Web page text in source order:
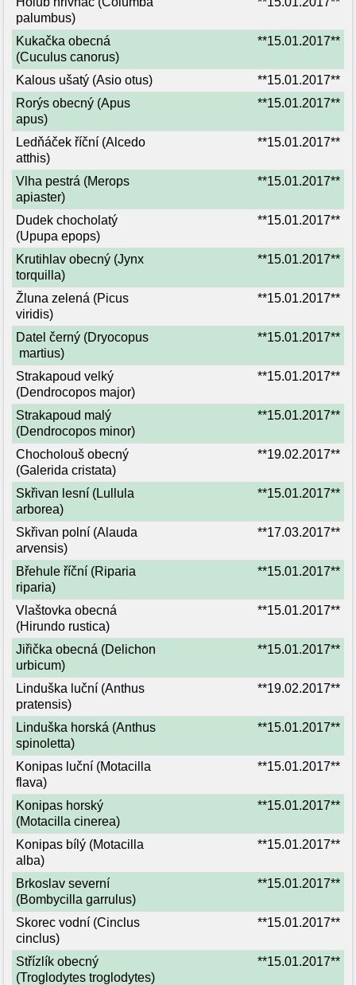
palumbus)
Kukačka obecná
(Cuculus canorus)
**15.01.2017**
Kalous ušatý (Asio otus)
**15.01.2017**
Rorýs obecný (Apus
apus)
**15.01.2017**
Ledňáček říční (Alcedo
atthis)
**15.01.2017**
Vlha pestrá (Merops
apiaster)
**15.01.2017**
Dudek chocholatý
(Upupa epops)
**15.01.2017**
Krutihlav obecný (Jynx
torquilla)
**15.01.2017**
Žluna zelená (Picus
viridis)
**15.01.2017**
Datel černý (Dryocopus
martius)
**15.01.2017**
Strakapoud velký
(Dendrocopos major)
**15.01.2017**
Strakapoud malý
(Dendrocopos minor)
**15.01.2017**
Chocholouš obecný
(Galerida cristata)
**19.02.2017**
Skřivan lesní (Lullula
arborea)
**15.01.2017**
Skřivan polní (Alauda
arvensis)
**17.03.2017**
Břehule říční (Riparia
riparia)
**15.01.2017**
Vlaštovka obecná
(Hirundo rustica)
**15.01.2017**
Jiřička obecná (Delichon
urbicum)
**15.01.2017**
Linduška luční (Anthus
pratensis)
**19.02.2017**
Linduška horská (Anthus
spinoletta)
**15.01.2017**
Konipas luční (Motacilla
flava)
**15.01.2017**
Konipas horský
(Motacilla cinerea)
**15.01.2017**
Konipas bílý (Motacilla
alba)
**15.01.2017**
Brkoslav severní
(Bombycilla garrulus)
**15.01.2017**
Skorec vodní (Cinclus
cinclus)
**15.01.2017**
Střízlík obecný
(Troglodytes troglodytes)
**15.01.2017**